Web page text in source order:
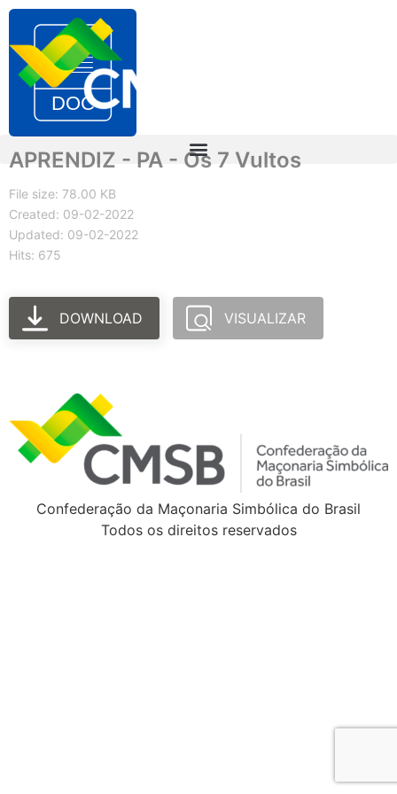
APRENDIZ - PA - Os 7 Vultos
File size: 78.00 KB
Created: 09-02-2022
Updated: 09-02-2022
Hits: 675
DOWNLOAD VISUALIZAR
Confederação da Maçonaria Simbólica do Brasil
Todos os direitos reservados